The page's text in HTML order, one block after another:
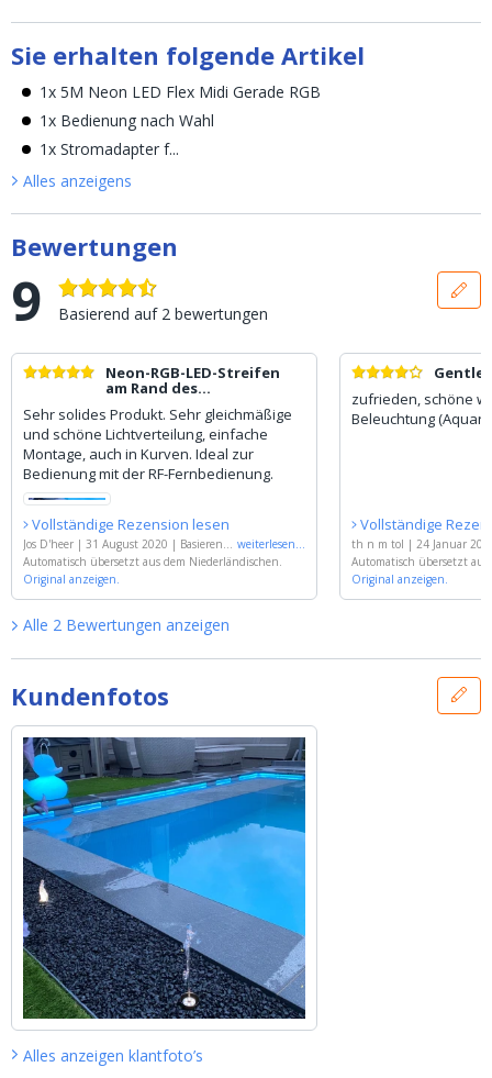
Sie erhalten folgende Artikel
1x 5M Neon LED Flex Midi Gerade RGB
1x Bedienung nach Wahl
1x Stromadapter f...
Alles anzeigens
Bewertungen
9 Basierend auf 2 bewertungen
Neon-RGB-LED-Streifen
am Rand des
Sehr solides Produkt. Sehr gleichmäßige
und schöne Lichtverteilung, einfache
Montage, auch in Kurven. Ideal zur
Bedienung mit der RF-Fernbedienung.
Vollständige Rezension lesen
Jos D'heer | 31 August 2020 | Basierend
auf'7M RGB Neon LED Flex Maxi Gerade
- Komplettset Neon Beleuchtung
weiterlesen...
Automatisch übersetzt aus dem Niederländischen.
Original anzeigen.
zufrieden, schöne
Beleuchtung
Vollständige
th n m tol | 24 Januar
auf'1M RGB Neon LED
- Komplettset Neon
Automatisch übersetzt
Original anzeigen.
Alle 2 Bewertungen anzeigen
Kundenfotos
Alles anzeigen klantfoto’s